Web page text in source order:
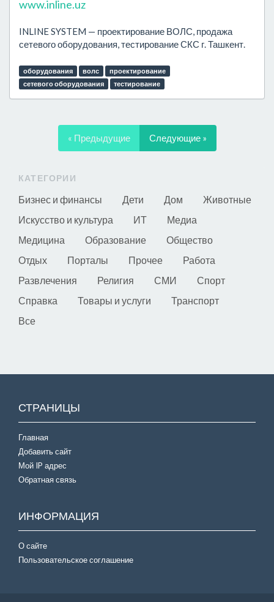
www.inline.uz
INLINE SYSTEM — проектирование ВОЛС, продажа
сетевого оборудования, тестирование СКС г. Ташкент.
оборудования волс
проектирование
сетевого оборудования
тестирование
« Предыдущие Следующие »
КАТЕГОРИИ
Бизнес и финансы Дети Дом
Животные
Искусство и культура
ИТ
Медиа
Медицина
Образование
Общество
Отдых
Порталы Прочее
Работа
Развлечения
Религия СМИ
Спорт
Справка
Товары и услуги
Транспорт
Все
СТРАНИЦЫ
Главная
Добавить сайт
Мой IP адрес
Обратная связь
ИНФОРМАЦИЯ
О сайте
Пользовательское соглашение